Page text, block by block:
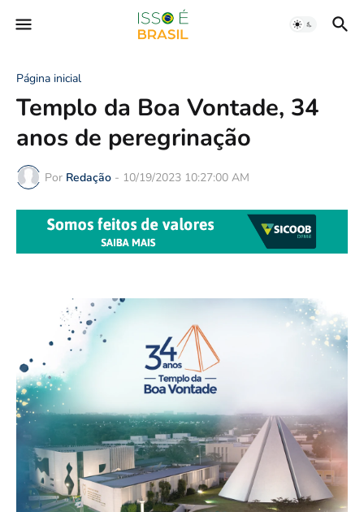
Página inicial
Templo da Boa Vontade, 34
anos de peregrinação
Por Redação - 10/19/2023 10:27:00 AM